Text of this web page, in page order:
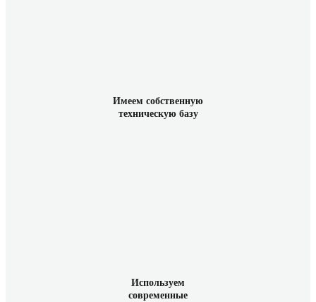
Имеем собственную
техническую базу
Используем
современные